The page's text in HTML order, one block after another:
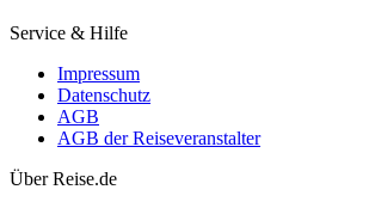
Service & Hilfe
Impressum
Datenschutz
AGB
AGB der Reiseveranstalter
Über Reise.de